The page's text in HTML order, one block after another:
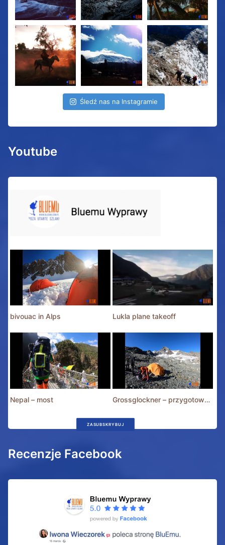
Śledź nas na Instagramie
Youtube
bivouac in Alps Lukla plane takeoff
Nepal – most Grossglockner – przygotowania
ZASUBSKRYBUJ
Recenzje Facebook